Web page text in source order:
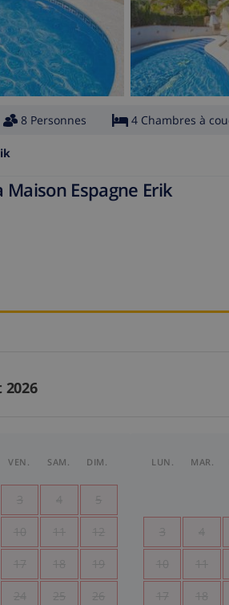
8 Personnes 4 Chambres à
Espagne Erik
VEN. SAM. DIM.
3 4 5
10 11 12
17 18 19
24 25 26
LUN. MAR.
3 4
10 11
17 18